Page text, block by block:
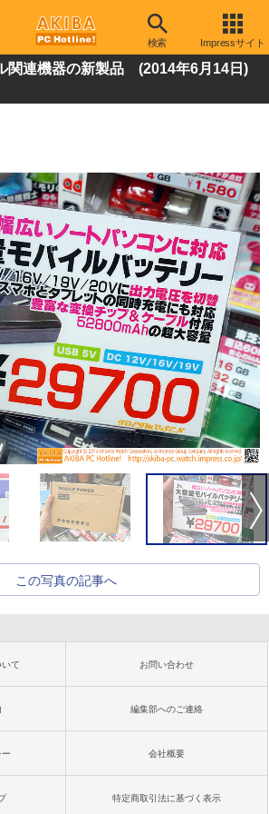
検索 Impressサイト
関連機器の新製品 (2014年6月14日)
この写真の記事へ
て お問い合わせ
編集部へのご連絡
会社概要
特定商取引法に基づく表示